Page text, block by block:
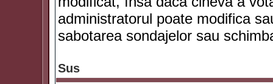
administratorul poate modifica
sabotarea sondajelor sau
Sus